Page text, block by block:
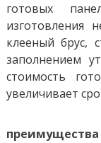
готовых
клееный брус,
заполнением
стоимость
увеличивает
преимущества